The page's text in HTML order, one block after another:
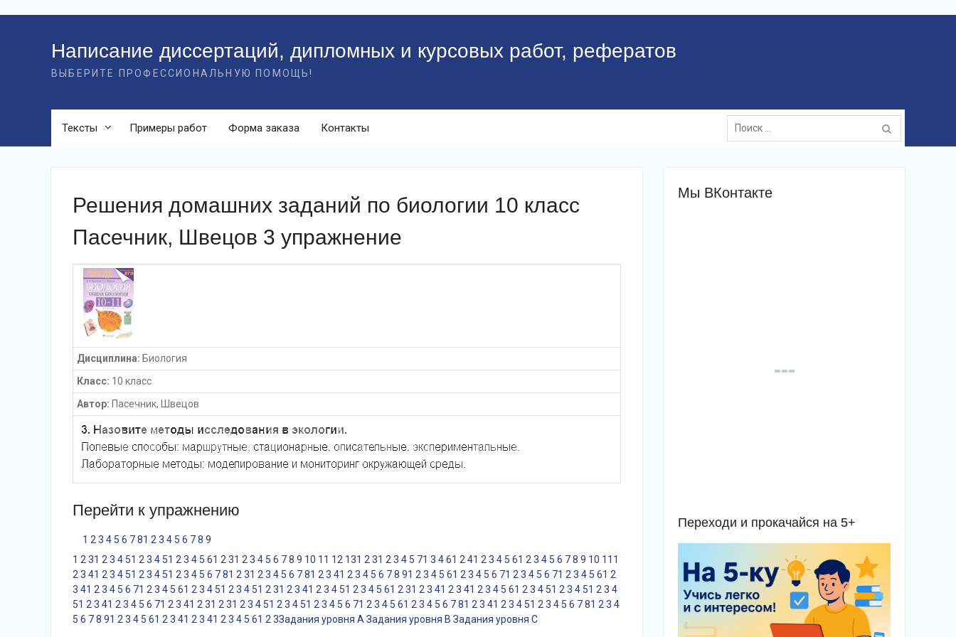
Написание диссертаций, дипломных и курсовых работ, рефератов
ВЫБЕРИТЕ ПРОФЕССИОНАЛЬНУЮ ПОМОЩЬ!
Тексты Примеры работ Форма заказа Контакты
Поиск:
Решения домашних заданий по биологии 10 класс
Пасечник, Швецов 3 упражнение
Дисциплина: Биология
Класс: 10 класс
Автор: Пасечник, Швецов
Перейти к упражнению
1 2 3 4 5 6 781 2 3 4 5 6 78 9
1 2 31 2 3 4 51 2 3 4 51 2 3 4 5 61 2 31 2 3 4 5 6 78 9 10 11 12 131 2 31 2 3 4 5 71 3 461 2 41 2 3 4 5 61 2 3 4 5 6 78 9 10 11 1
2 3 41 2 3 4 51 2 3 4 51 2 3 4 5 6 781 2 31 2 3 4 5 6 781 2 3 41 2 3 4 5 6 78 91 2 3 4 5 61 2 3 4 5 6 71 2 3 4 5 6 71 2 3 4 5 61 2
3 41 2 3 4 5 6 71 2 3 4 5 61 2 3 4 51 2 3 4 51 2 31 2 3 41 2 3 4 51 2 3 4 5 61 2 31 2 3 41 2 3 41 2 3 4 5 61 2 3 4 51 2 3 4 51 2 3 4
51 2 3 41 2 3 4 5 6 71 2 3 41 2 31 2 31 2 3 4 51 2 3 4 51 2 3 4 5 6 71 2 3 4 5 61 2 3 4 5 6 781 2 3 41 2 3 4 51 2 3 4 5 6 781 2 3 4
5 6 78 91 2 3 4 5 61 2 3 41 2 3 41 2 3 4 5 61 2 3Задания уровня A Задания уровня B Задания уровня С
Мы ВКонтакте
Переходи и прокачайся на 5+